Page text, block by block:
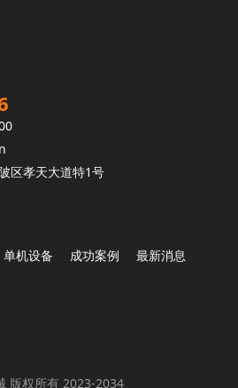
区孝天大道特1号
单机设备 成功案例 最新消息
版权所有 2023-2034